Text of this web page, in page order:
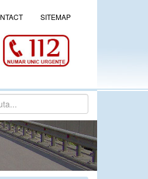
SITEMAP